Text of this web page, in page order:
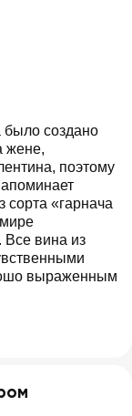
было создано
жене,
поэтому
сорта «гарнача
Все вина из
выраженным